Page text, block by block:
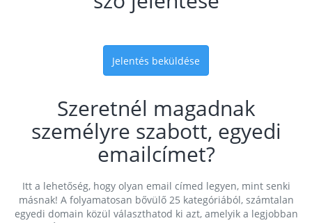
Jelentés beküldése
Szeretnél magadnak
személyre szabott, egyedi
emailcímet?
Itt a lehetőség, hogy olyan email címed legyen, mint senki
másnak! A folyamatosan bővülő 25 kategóriából, számtalan
egyedi domain közül választhatod ki azt, amelyik a legjobban